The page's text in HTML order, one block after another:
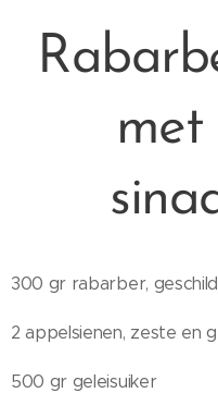
met
300 gr rabarber,
2 appelsienen, zeste en
500 gr geleisuiker